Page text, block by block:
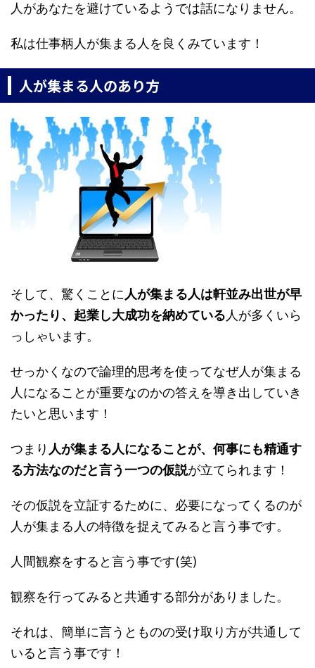
人があなたを避けているようでは話になりません。
私は仕事柄人が集まる人を良くみています！
人が集まる人のあり方
そして、驚くことに 人が集まる人は軒並み出世が早
かったり、起業し大成功を納めている 人が多くいら
っしゃいます。
せっかくなので論理的思考を使ってなぜ人が集まる
人になることが重要なのかの答えを導き出していき
たいと思います！
つまり 人が集まる人になることが、何事にも精通す
る方法なのだと言う一つの仮説が立てられます！
その仮説を立証するために、必要になってくるのが
人が集まる人の特徴を捉えてみると言う事です。
人間観察をすると言う事です(笑)
観察を行ってみると共通する部分がありました。
それは、簡単に言うとものの受け取り方が共通して
いると言う事です！